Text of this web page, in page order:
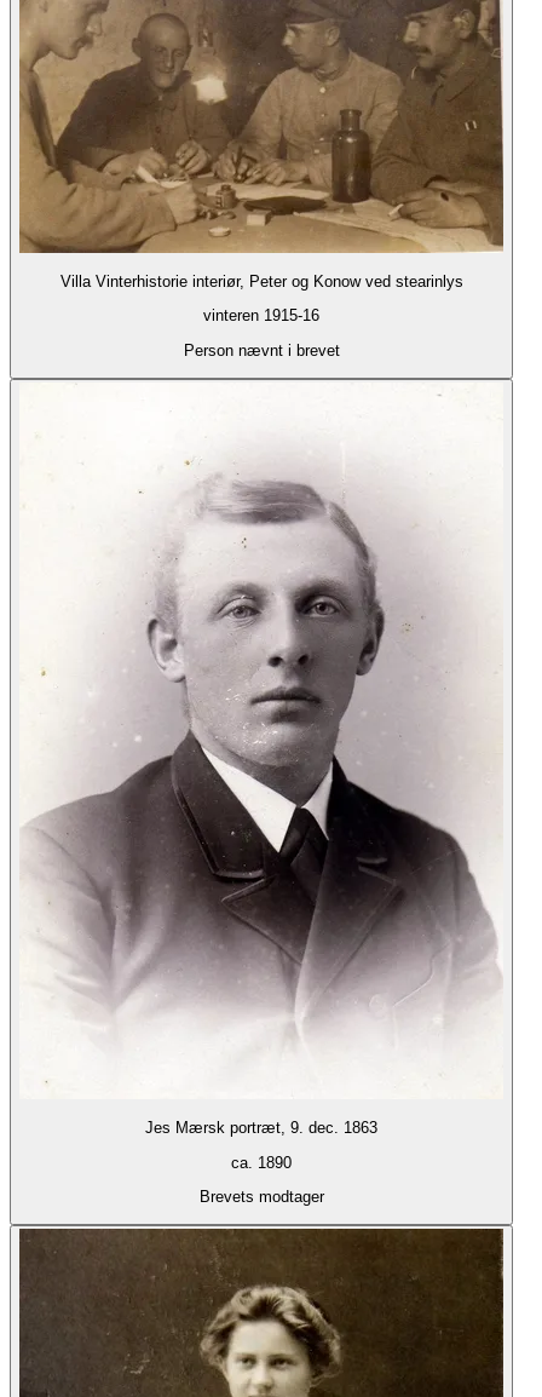
Villa Vinterhistorie interiør, Peter og Konow ved stearinlys
vinteren 1915-16
Person nævnt i brevet
Jes Mærsk portræt, 9. dec. 1863
ca. 1890
Brevets modtager